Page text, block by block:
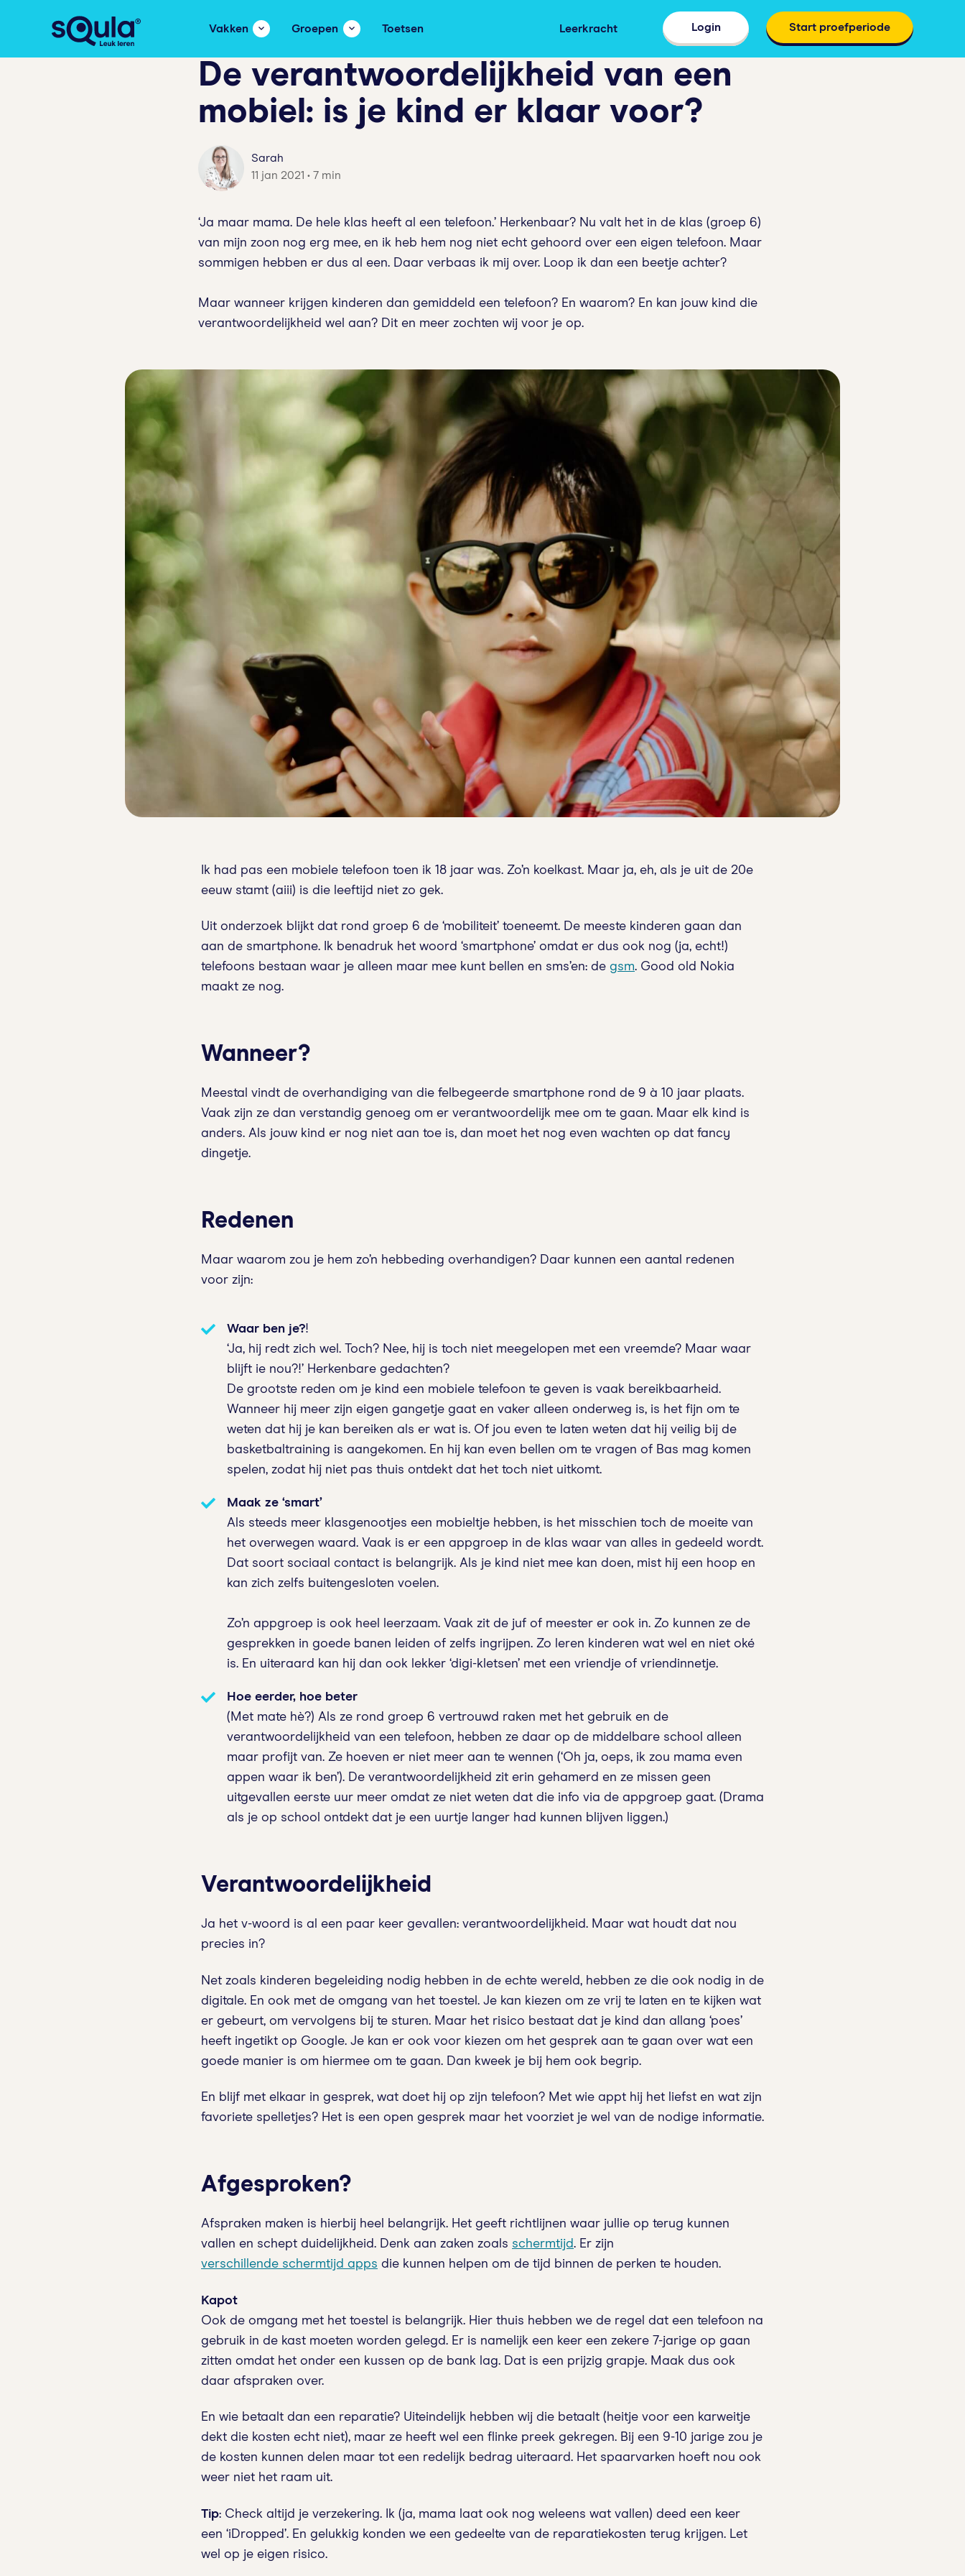
Vakken Groepen Toetsen Leerkracht Login Start proefperiode
De verantwoordelijkheid van een
mobiel: is je kind er klaar voor?
Sarah
11 jan 2021 • 7 min
‘Ja maar mama. De hele klas heeft al een telefoon.’ Herkenbaar? Nu valt het in de klas (groep 6)
van mijn zoon nog erg mee, en ik heb hem nog niet echt gehoord over een eigen telefoon. Maar
sommigen hebben er dus al een. Daar verbaas ik mij over. Loop ik dan een beetje achter?
Maar wanneer krijgen kinderen dan gemiddeld een telefoon? En waarom? En kan jouw kind die
verantwoordelijkheid wel aan? Dit en meer zochten wij voor je op.
Ik had pas een mobiele telefoon toen ik 18 jaar was. Zo’n koelkast. Maar ja, eh, als je uit de 20e
eeuw stamt (aiii) is die leeftijd niet zo gek.
Uit onderzoek blijkt dat rond groep 6 de ‘mobiliteit’ toeneemt. De meeste kinderen gaan dan
aan de smartphone. Ik benadruk het woord ‘smartphone’ omdat er dus ook nog (ja, echt!)
telefoons bestaan waar je alleen maar mee kunt bellen en sms’en: de gsm. Good old Nokia
maakt ze nog.
Wanneer?
Meestal vindt de overhandiging van die felbegeerde smartphone rond de 9 à 10 jaar plaats.
Vaak zijn ze dan verstandig genoeg om er verantwoordelijk mee om te gaan. Maar elk kind is
anders. Als jouw kind er nog niet aan toe is, dan moet het nog even wachten op dat fancy
dingetje.
Redenen
Maar waarom zou je hem zo’n hebbeding overhandigen? Daar kunnen een aantal redenen
voor zijn:
Waar ben je?!
‘Ja, hij redt zich wel. Toch? Nee, hij is toch niet meegelopen met een vreemde? Maar waar
blijft ie nou?!’ Herkenbare gedachten?
De grootste reden om je kind een mobiele telefoon te geven is vaak bereikbaarheid.
Wanneer hij meer zijn eigen gangetje gaat en vaker alleen onderweg is, is het fijn om te
weten dat hij je kan bereiken als er wat is. Of jou even te laten weten dat hij veilig bij de
basketbaltraining is aangekomen. En hij kan even bellen om te vragen of Bas mag komen
spelen, zodat hij niet pas thuis ontdekt dat het toch niet uitkomt.
Maak ze ‘smart’
Als steeds meer klasgenootjes een mobieltje hebben, is het misschien toch de moeite van
het overwegen waard. Vaak is er een appgroep in de klas waar van alles in gedeeld wordt.
Dat soort sociaal contact is belangrijk. Als je kind niet mee kan doen, mist hij een hoop en
kan zich zelfs buitengesloten voelen.
Zo’n appgroep is ook heel leerzaam. Vaak zit de juf of meester er ook in. Zo kunnen ze de
gesprekken in goede banen leiden of zelfs ingrijpen. Zo leren kinderen wat wel en niet oké
is. En uiteraard kan hij dan ook lekker ‘digi-kletsen’ met een vriendje of vriendinnetje.
Hoe eerder, hoe beter
(Met mate hè?) Als ze rond groep 6 vertrouwd raken met het gebruik en de
verantwoordelijkheid van een telefoon, hebben ze daar op de middelbare school alleen
maar profijt van. Ze hoeven er niet meer aan te wennen (‘Oh ja, oeps, ik zou mama even
appen waar ik ben’). De verantwoordelijkheid zit erin gehamerd en ze missen geen
uitgevallen eerste uur meer omdat ze niet weten dat die info via de appgroep gaat. (Drama
als je op school ontdekt dat je een uurtje langer had kunnen blijven liggen.)
Verantwoordelijkheid
Ja het v-woord is al een paar keer gevallen: verantwoordelijkheid. Maar wat houdt dat nou
precies in?
Net zoals kinderen begeleiding nodig hebben in de echte wereld, hebben ze die ook nodig in de
digitale. En ook met de omgang van het toestel. Je kan kiezen om ze vrij te laten en te kijken wat
er gebeurt, om vervolgens bij te sturen. Maar het risico bestaat dat je kind dan allang ‘poes’
heeft ingetikt op Google. Je kan er ook voor kiezen om het gesprek aan te gaan over wat een
goede manier is om hiermee om te gaan. Dan kweek je bij hem ook begrip.
En blijf met elkaar in gesprek, wat doet hij op zijn telefoon? Met wie appt hij het liefst en wat zijn
favoriete spelletjes? Het is een open gesprek maar het voorziet je wel van de nodige informatie.
Afgesproken?
Afspraken maken is hierbij heel belangrijk. Het geeft richtlijnen waar jullie op terug kunnen
vallen en schept duidelijkheid. Denk aan zaken zoals schermtijd. Er zijn
verschillende schermtijd apps die kunnen helpen om de tijd binnen de perken te houden.
Kapot
Ook de omgang met het toestel is belangrijk. Hier thuis hebben we de regel dat een telefoon na
gebruik in de kast moeten worden gelegd. Er is namelijk een keer een zekere 7-jarige op gaan
zitten omdat het onder een kussen op de bank lag. Dat is een prijzig grapje. Maak dus ook
daar afspraken over.
En wie betaalt dan een reparatie? Uiteindelijk hebben wij die betaalt (heitje voor een karweitje
dekt die kosten echt niet), maar ze heeft wel een flinke preek gekregen. Bij een 9-10 jarige zou je
de kosten kunnen delen maar tot een redelijk bedrag uiteraard. Het spaarvarken hoeft nou ook
weer niet het raam uit.
Tip: Check altijd je verzekering. Ik (ja, mama laat ook nog weleens wat vallen) deed een keer
een ‘iDropped’. En gelukkig konden we een gedeelte van de reparatiekosten terug krijgen. Let
wel op je eigen risico.